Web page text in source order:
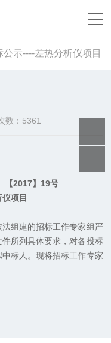
公示----差热分析仪项目
数：5361
【2017】19号
项目
组建的招标工作专家组严
所列具体要求，对各投标
标人。现将招标工作专家